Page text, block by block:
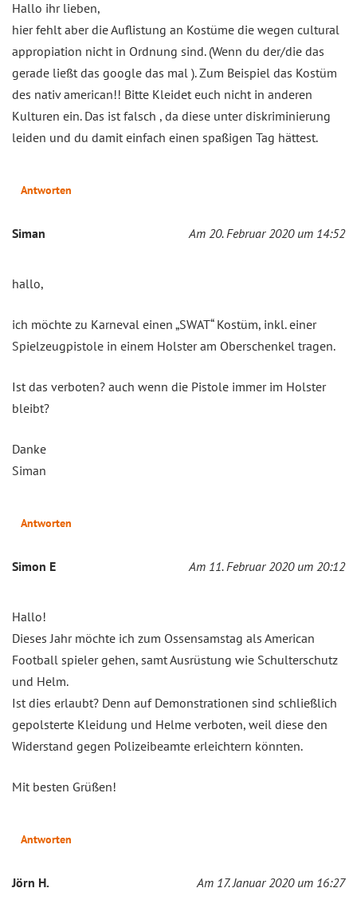
Hallo ihr lieben,
hier fehlt aber die Auflistung an Kostüme die wegen cultural
appropiation nicht in Ordnung sind. (Wenn du der/die das
gerade ließt das google das mal ). Zum Beispiel das Kostüm
des nativ american!! Bitte Kleidet euch nicht in anderen
Kulturen ein. Das ist falsch , da diese unter diskriminierung
leiden und du damit einfach einen spaßigen Tag hättest.
Antworten
Siman Am 20. Februar 2020 um 14:52
hallo,
ich möchte zu Karneval einen „SWAT“ Kostüm, inkl. einer
Spielzeugpistole in einem Holster am Oberschenkel tragen.
Ist das verboten? auch wenn die Pistole immer im Holster
bleibt?
Danke
Siman
Antworten
Simon E Am 11. Februar 2020 um 20:12
Hallo!
Dieses Jahr möchte ich zum Ossensamstag als American
Football spieler gehen, samt Ausrüstung wie Schulterschutz
und Helm.
Ist dies erlaubt? Denn auf Demonstrationen sind schließlich
gepolsterte Kleidung und Helme verboten, weil diese den
Widerstand gegen Polizeibeamte erleichtern könnten.
Mit besten Grüßen!
Antworten
Jörn H. Am 17. Januar 2020 um 16:27